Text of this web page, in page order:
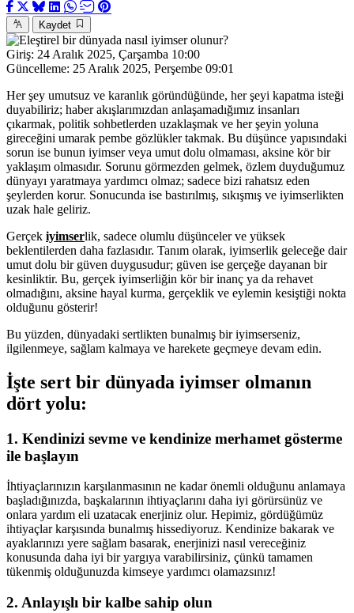
Kaydet
Giriş: 24 Aralık 2025, Çarşamba 10:00
Güncelleme: 25 Aralık 2025, Perşembe 09:01
Her şey umutsuz ve karanlık göründüğünde, her şeyi kapatma isteği
duyabiliriz; haber akışlarımızdan anlaşamadığımız insanları
çıkarmak, politik sohbetlerden uzaklaşmak ve her şeyin yoluna
gireceğini umarak pembe gözlükler takmak. Bu düşünce yapısındaki
sorun ise bunun iyimser veya umut dolu olmaması, aksine kör bir
yaklaşım olmasıdır. Sorunu görmezden gelmek, özlem duyduğumuz
dünyayı yaratmaya yardımcı olmaz; sadece bizi rahatsız eden
şeylerden korur. Sonucunda ise bastırılmış, sıkışmış ve iyimserlikten
uzak hale geliriz.
Gerçek iyimserlik, sadece olumlu düşünceler ve yüksek
beklentilerden daha fazlasıdır. Tanım olarak, iyimserlik geleceğe dair
umut dolu bir güven duygusudur; güven ise gerçeğe dayanan bir
kesinliktir. Bu, gerçek iyimserliğin kör bir inanç ya da rehavet
olmadığını, aksine hayal kurma, gerçeklik ve eylemin kesiştiği nokta
olduğunu gösterir!
Bu yüzden, dünyadaki sertlikten bunalmış bir iyimserseniz,
ilgilenmeye, sağlam kalmaya ve harekete geçmeye devam edin.
İşte sert bir dünyada iyimser olmanın
dört yolu:
1. Kendinizi sevme ve kendinize merhamet gösterme
ile başlayın
İhtiyaçlarınızın karşılanmasının ne kadar önemli olduğunu anlamaya
başladığınızda, başkalarının ihtiyaçlarını daha iyi görürsünüz ve
onlara yardım eli uzatacak enerjiniz olur. Hepimiz, gördüğümüz
ihtiyaçlar karşısında bunalmış hissediyoruz. Kendinize bakarak ve
ayaklarınızı yere sağlam basarak, enerjinizi nasıl vereceğiniz
konusunda daha iyi bir yargıya varabilirsiniz, çünkü tamamen
tükenmiş olduğunuzda kimseye yardımcı olamazsınız!
2. Anlayışlı bir kalbe sahip olun